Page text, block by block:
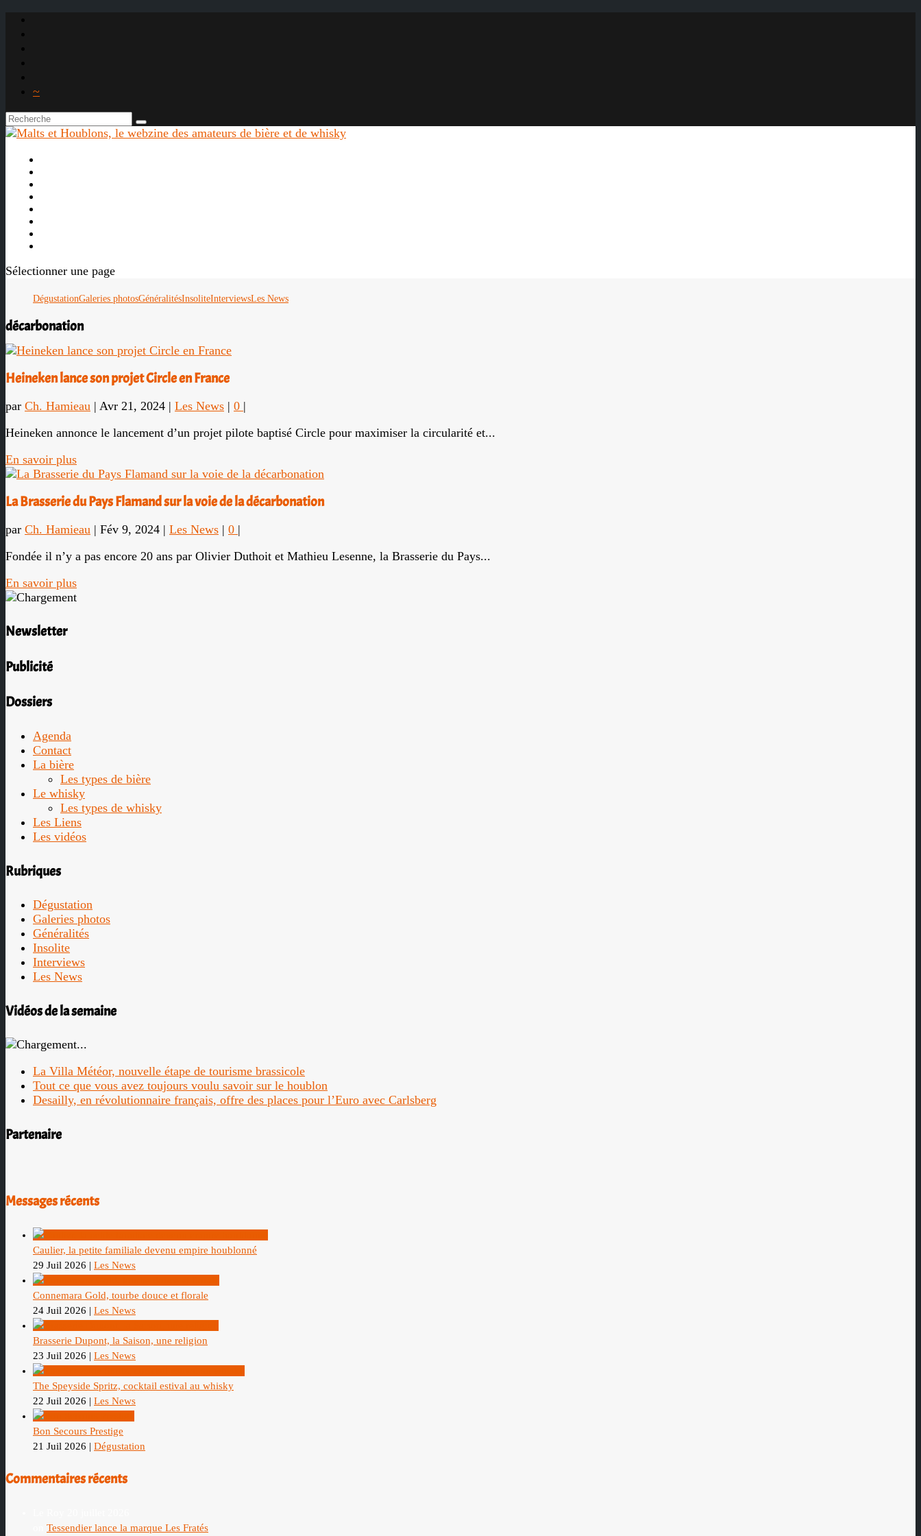
~
Sélectionner une page
DégustationGaleries photosGénéralitésInsoliteInterviewsLes News
décarbonation
Heineken lance son projet Circle en France
par Ch. Hamieau | Avr 21, 2024 | Les News | 0 |
Heineken annonce le lancement d’un projet pilote baptisé Circle pour maximiser la circularité et...
En savoir plus
La Brasserie du Pays Flamand sur la voie de la décarbonation
par Ch. Hamieau | Fév 9, 2024 | Les News | 0 |
Fondée il n’y a pas encore 20 ans par Olivier Duthoit et Mathieu Lesenne, la Brasserie du Pays...
En savoir plus
Newsletter
Publicité
Dossiers
Agenda
Contact
La bière
Les types de bière
Le whisky
Les types de whisky
Les Liens
Les vidéos
Rubriques
Dégustation
Galeries photos
Généralités
Insolite
Interviews
Les News
Vidéos de la semaine
La Villa Météor, nouvelle étape de tourisme brassicole
Tout ce que vous avez toujours voulu savoir sur le houblon
Desailly, en révolutionnaire français, offre des places pour l’Euro avec Carlsberg
Partenaire
Messages récents
Caulier, la petite familiale devenu empire houblonné
29 Juil 2026 | Les News
Connemara Gold, tourbe douce et florale
24 Juil 2026 | Les News
Brasserie Dupont, la Saison, une religion
23 Juil 2026 | Les News
The Speyside Spritz, cocktail estival au whisky
22 Juil 2026 | Les News
Bon Secours Prestige
21 Juil 2026 | Dégustation
Commentaires récents
Tessendier lance la marque Les Fratés